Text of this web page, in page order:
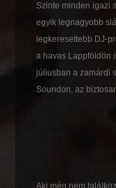
Szinte minden igazi
egyik legnagyobb
legkeresettebb DJ-
a havas Lappföldön
júliusban a zamárdi
Soundon, az
Aki még nem